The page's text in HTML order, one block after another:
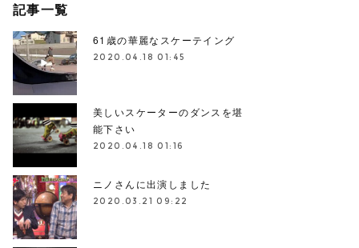
記事一覧
61歳の華麗なスケーテイング
2020.04.18 01:45
美しいスケーターのダンスを堪
能下さい
2020.04.18 01:16
ニノさんに出演しました
2020.03.21 09:22